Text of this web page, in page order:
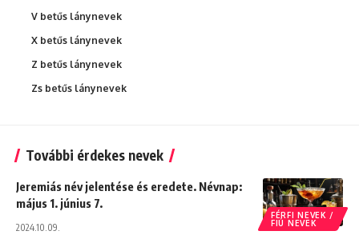
V betűs lánynevek
X betűs lánynevek
Z betűs lánynevek
Zs betűs lánynevek
További érdekes nevek
FÉRFI NEVEK /
FIÚ NEVEK
Jeremiás név jelentése és eredete. Névnap:
május 1. június 7.
2024.10.09.